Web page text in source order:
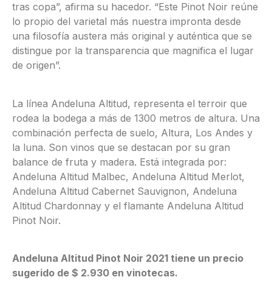
tras copa”, afirma su hacedor. “Este Pinot Noir reúne
lo propio del varietal más nuestra impronta desde
una filosofía austera más original y auténtica que se
distingue por la transparencia que magnifica el lugar
de origen”.
La línea Andeluna Altitud, representa el terroir que
rodea la bodega a más de 1300 metros de altura. Una
combinación perfecta de suelo, Altura, Los Andes y
la luna. Son vinos que se destacan por su gran
balance de fruta y madera. Está integrada por:
Andeluna Altitud Malbec, Andeluna Altitud Merlot,
Andeluna Altitud Cabernet Sauvignon, Andeluna
Altitud Chardonnay y el flamante Andeluna Altitud
Pinot Noir.
Andeluna Altitud Pinot Noir 2021 tiene un precio
sugerido de $ 2.930 en vinotecas.